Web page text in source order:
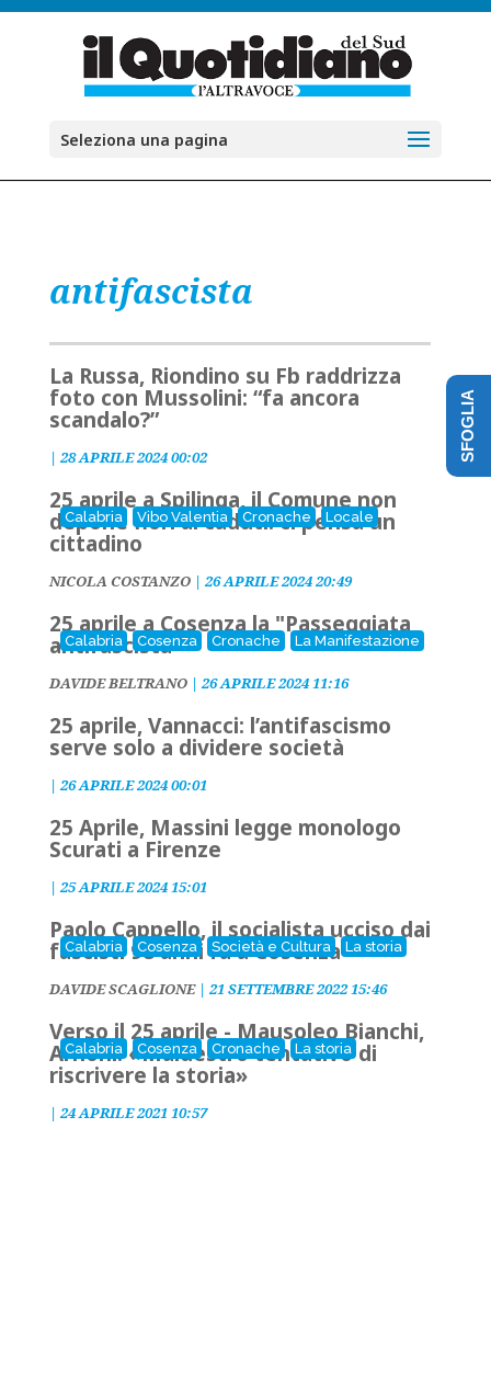
Seleziona una pagina
antifascista
La Russa, Riondino su Fb raddrizza
foto con Mussolini: “fa ancora
scandalo?”
| 28 APRILE 2024 00:02
Calabria Vibo Valentia Cronache Locale
25 aprile a Spilinga, il Comune non
depone fiori ai caduti: ci pensa un
cittadino
NICOLA COSTANZO| 26 APRILE 2024 20:49
Calabria Cosenza Cronache La Manifestazione
25 aprile a Cosenza la "Passeggiata
antifascista"
DAVIDE BELTRANO| 26 APRILE 2024 11:16
25 aprile, Vannacci: l’antifascismo
serve solo a dividere società
| 26 APRILE 2024 00:01
25 Aprile, Massini legge monologo
Scurati a Firenze
| 25 APRILE 2024 15:01
Calabria Cosenza Società e Cultura La storia
Paolo Cappello, il socialista ucciso dai
fascisti 98 anni fa a Cosenza
DAVIDE SCAGLIONE| 21 SETTEMBRE 2022 15:46
Calabria Cosenza Cronache La storia
Verso il 25 aprile - Mausoleo Bianchi,
Arnoni: «Maldestro tentativo di
riscrivere la storia»
| 24 APRILE 2021 10:57
SFOGLIA